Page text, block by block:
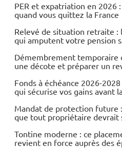
PER et expatriation en 2026
quand vous quittez la France
Relevé de situation retraite :
qui amputent votre pension
Démembrement temporaire
une décote et préparer un
Fonds à échéance 2026-
qui sécurise vos gains avant
Mandat de protection future
que tout propriétaire devrait
Tontine moderne : ce
revient en force auprès des